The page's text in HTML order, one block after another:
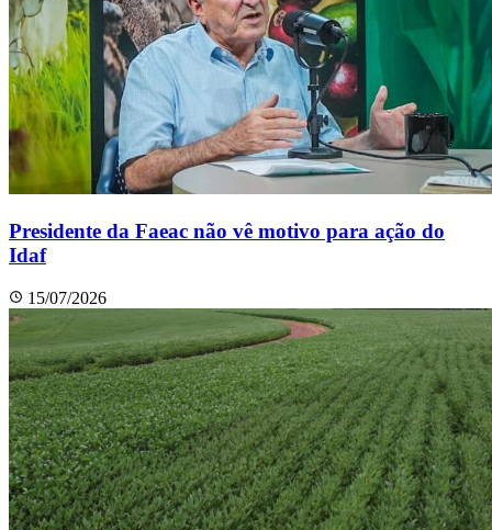
Presidente da Faeac não vê motivo para ação do
Idaf
15/07/2026